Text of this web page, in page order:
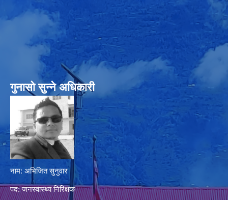
गुनासो सुन्‍ने अधिकारी
नाम: अभिजित सुनुवार
पद: जनस्वास्थ्य निरिक्षक